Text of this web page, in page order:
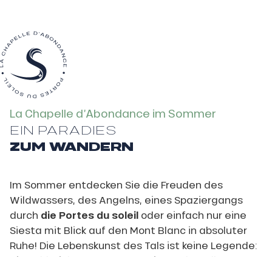
La Chapelle d’Abondance im Sommer
EIN PARADIES
ZUM WANDERN
Im Sommer entdecken Sie die Freuden des
Wildwassers, des Angelns, eines Spaziergangs
durch die Portes du soleil oder einfach nur eine
Siesta mit Blick auf den Mont Blanc in absoluter
Ruhe! Die Lebenskunst des Tals ist keine Legende: